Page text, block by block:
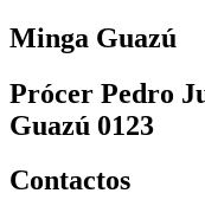
Minga Guazú
Prócer Pedro
Guazú 0123
Contactos